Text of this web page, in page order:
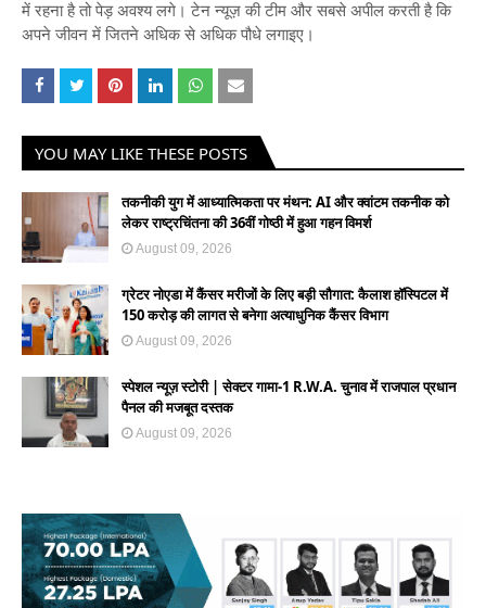
में रहना है तो पेड़ अवश्य लगे। टेन न्यूज़ की टीम और सबसे अपील करती है कि
अपने जीवन में जितने अधिक से अधिक पौधे लगाइए।
YOU MAY LIKE THESE POSTS
तकनीकी युग में आध्यात्मिकता पर मंथन: AI और क्वांटम तकनीक को
लेकर राष्ट्रचिंतना की 36वीं गोष्ठी में हुआ गहन विमर्श
August 09, 2026
ग्रेटर नोएडा में कैंसर मरीजों के लिए बड़ी सौगात: कैलाश हॉस्पिटल में
150 करोड़ की लागत से बनेगा अत्याधुनिक कैंसर विभाग
August 09, 2026
स्पेशल न्यूज़ स्टोरी | सेक्टर गामा-1 R.W.A. चुनाव में राजपाल प्रधान
पैनल की मजबूत दस्तक
August 09, 2026